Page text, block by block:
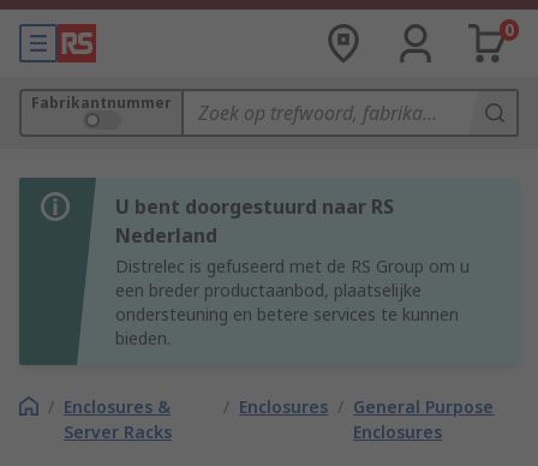
0
Fabrikantnummer
U bent doorgestuurd naar RS
Nederland
Distrelec is gefuseerd met de RS Group om u
een breder productaanbod, plaatselijke
ondersteuning en betere services te kunnen
bieden.
/ Enclosures &
Server Racks
/ Enclosures / General Purpose
Enclosures